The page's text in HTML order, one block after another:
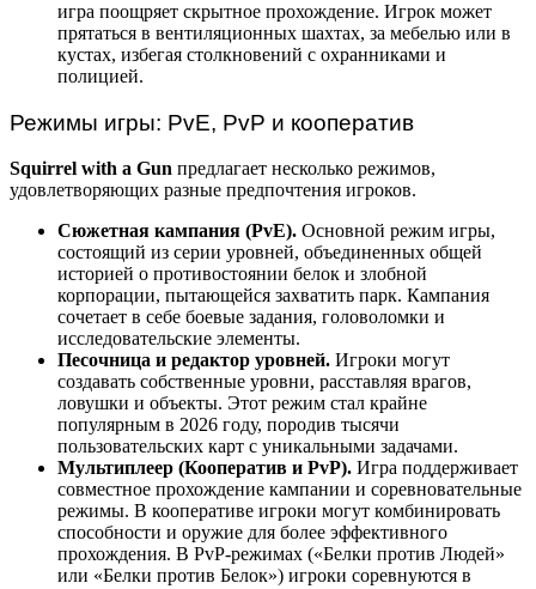
игра поощряет скрытное прохождение. Игрок может
прятаться в вентиляционных шахтах, за мебелью или в
кустах, избегая столкновений с охранниками и
полицией.
Режимы игры: PvE, PvP и кооператив
Squirrel with a Gun предлагает несколько режимов,
удовлетворяющих разные предпочтения игроков.
Сюжетная кампания (PvE). Основной режим игры,
состоящий из серии уровней, объединенных общей
историей о противостоянии белок и злобной
корпорации, пытающейся захватить парк. Кампания
сочетает в себе боевые задания, головоломки и
исследовательские элементы.
Песочница и редактор уровней. Игроки могут
создавать собственные уровни, расставляя врагов,
ловушки и объекты. Этот режим стал крайне
популярным в 2026 году, породив тысячи
пользовательских карт с уникальными задачами.
Мультиплеер (Кооператив и PvP). Игра поддерживает
совместное прохождение кампании и соревновательные
режимы. В кооперативе игроки могут комбинировать
способности и оружие для более эффективного
прохождения. В PvP-режимах («Белки против Людей»
или «Белки против Белок») игроки соревнуются в